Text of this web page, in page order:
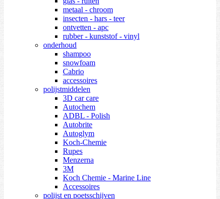
metaal - chroom
insecten - hars - teer
ontvetten - apc
rubber - kunststof - vinyl
onderhoud
shampoo
snowfoam
Cabrio
accessoires
polijstmiddelen
3D car care
Autochem
ADBL - Polish
Autobrite
Autoglym
Koch-Chemie
Rupes
Menzerna
3M
Koch Chemie - Marine Line
Accessoires
polijst en poetsschijven